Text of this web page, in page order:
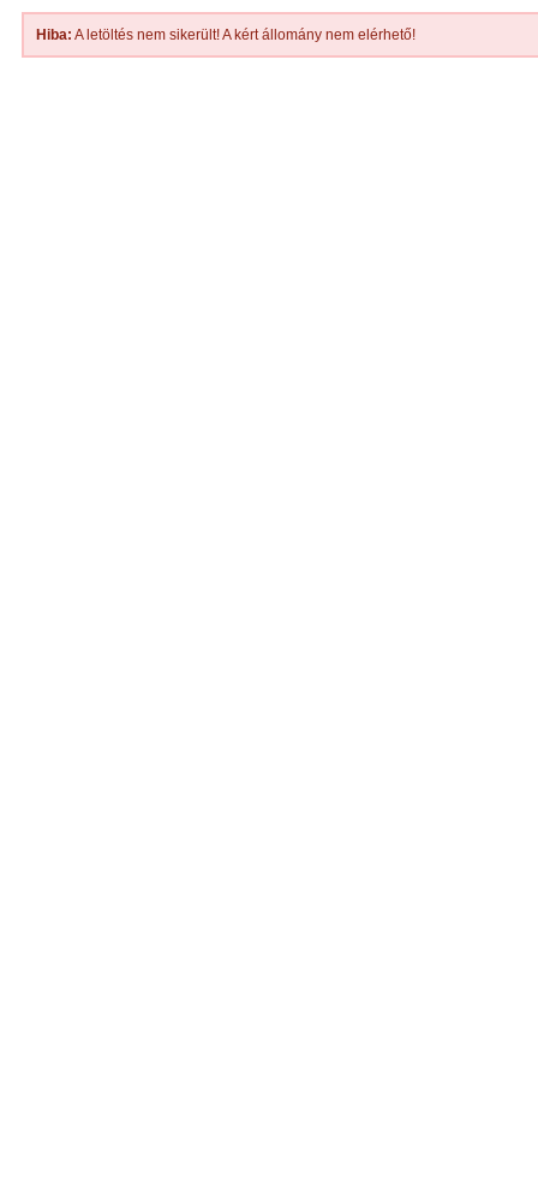
Hiba: A letöltés nem sikerült! A kért állomány nem elérhető!